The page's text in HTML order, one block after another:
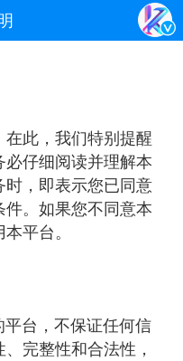
此，我们特别提醒
仔细阅读并理解本
时，即表示您已同意
。如果您不同意本
平台。
平台，不保证任何信
完整性和合法性，